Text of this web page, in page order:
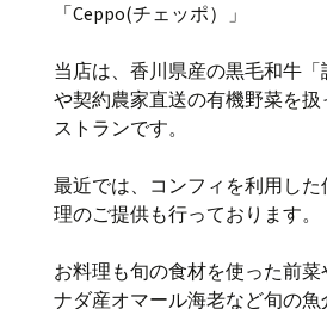
「Ceppo(チェッポ）」
当店は、香川県産の黒毛和牛「
や契約農家直送の有機野菜を扱
ストランです。
最近では、コンフィを利用し
理のご提供も行っております。
お料理も旬の食材を使った前
ナダ産オマール海老など旬の魚